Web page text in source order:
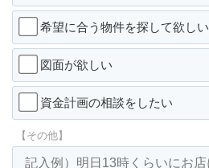
希望に合う物件を探して欲しい
図面が欲しい
資金計画の相談をしたい
【その他】